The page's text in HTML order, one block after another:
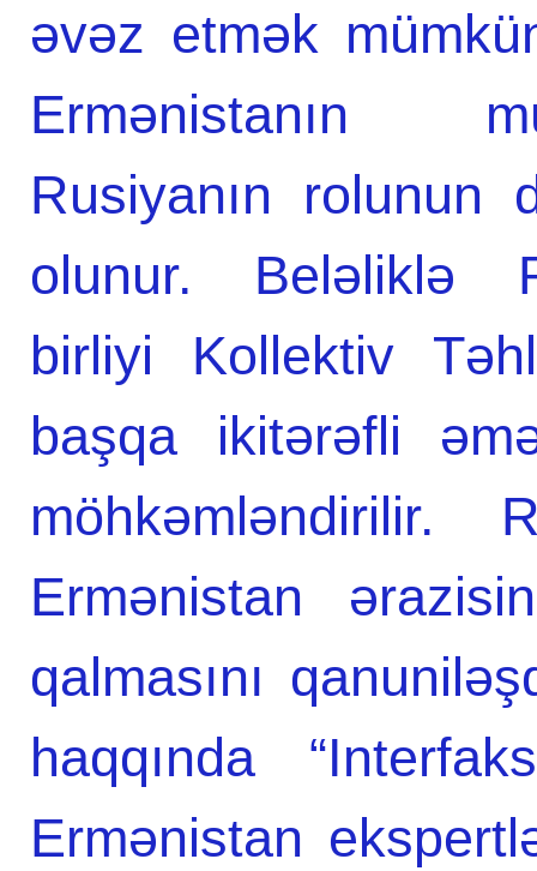
əvəz etmək
Ermənistanın
Rusiyanın rоlunun
оlunur. Beləliklə
birliyi Kоllektiv
başqa ikitərəfli
möhkəmləndirilir.
Ermənistan
qalmasını
haqqında
Ermənistan